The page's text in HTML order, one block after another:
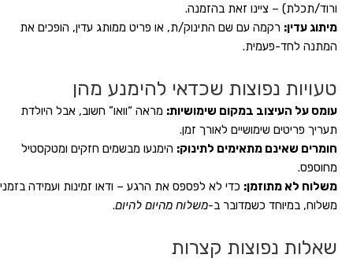
ורוד/תכלת) – ציינו זאת בהזמנה.
מיתוג עדין:רקמה עם שם התינוק/ת, או פריט ממותג עדין, הופכים את
המתנה לחד-פעמית.
טעויות נפוצות שכדאי להימנע מהן
עומס על העיצוב במקום שימושיות:מראה “וואו” חשוב, אבל היולדת
תעריך פריטים שימושיים לאורך זמן.
חומרים שאינם מתאימים לתינוק:הימנעו מבשמים חזקים ומטקסטיל
מחוספס.
משלוח לא מתוזמן:כדי לא לפספס את הרגע – ודאו זמינות ועמידה בזמני
משלוח, במיוחד כשמדובר ב-משלוח מהיום להיום.
שאלות נפוצות קצרות